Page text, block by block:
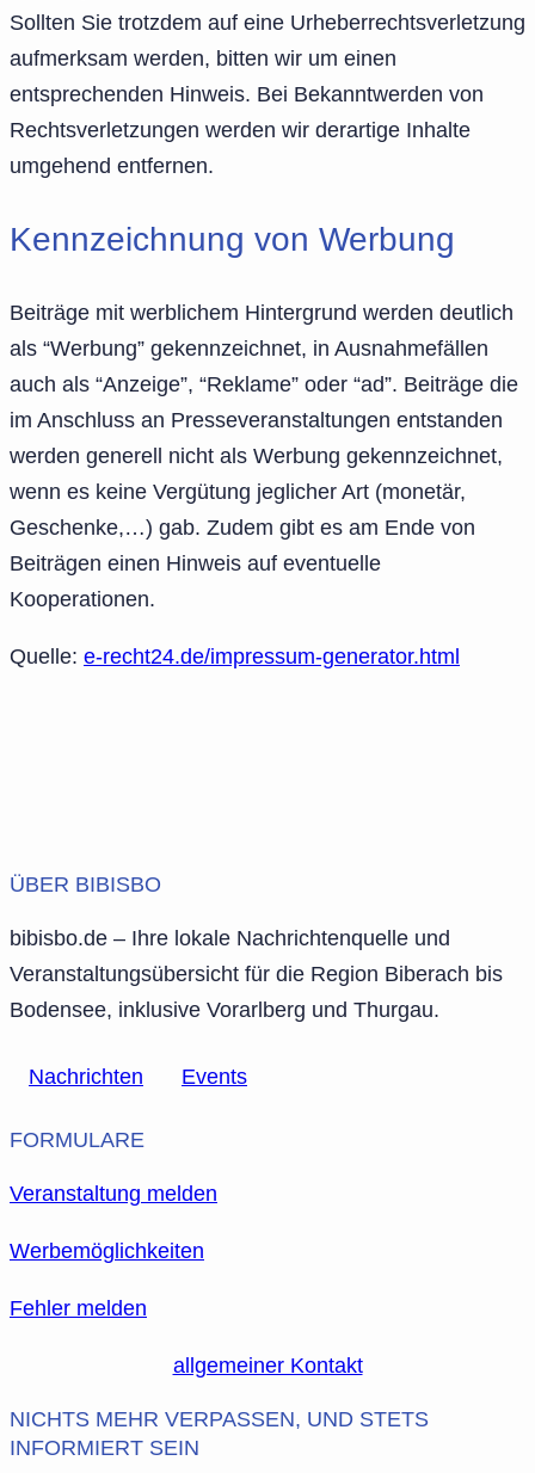
Sollten Sie trotzdem auf eine Urheberrechtsverletzung
aufmerksam werden, bitten wir um einen
entsprechenden Hinweis. Bei Bekanntwerden von
Rechtsverletzungen werden wir derartige Inhalte
umgehend entfernen.
Kennzeichnung von Werbung
Beiträge mit werblichem Hintergrund werden deutlich
als “Werbung” gekennzeichnet, in Ausnahmefällen
auch als “Anzeige”, “Reklame” oder “ad”. Beiträge die
im Anschluss an Presseveranstaltungen entstanden
werden generell nicht als Werbung gekennzeichnet,
wenn es keine Vergütung jeglicher Art (monetär,
Geschenke,…) gab. Zudem gibt es am Ende von
Beiträgen einen Hinweis auf eventuelle
Kooperationen.
Quelle: e-recht24.de/impressum-generator.html
ÜBER BIBISBO
bibisbo.de – Ihre lokale Nachrichtenquelle und
Veranstaltungsübersicht für die Region Biberach bis
Bodensee, inklusive Vorarlberg und Thurgau.
Nachrichten Events
FORMULARE
Veranstaltung melden
Werbemöglichkeiten
Fehler melden
allgemeiner Kontakt
NICHTS MEHR VERPASSEN, UND STETS
INFORMIERT SEIN